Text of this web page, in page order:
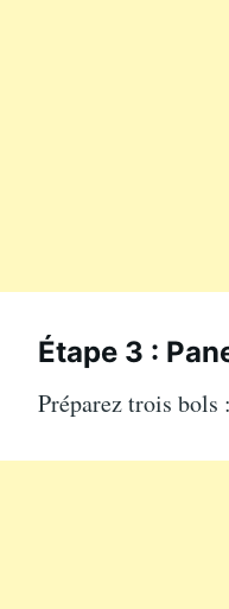
Étape 3 :
Préparez trois bols :